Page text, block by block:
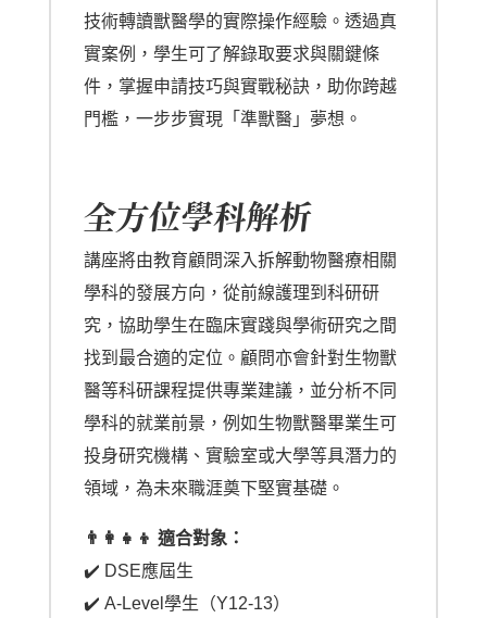
技術轉讀獸醫學的實際操作經驗。透過真
實案例，學生可了解錄取要求與關鍵條
件，掌握申請技巧與實戰秘訣，助你跨越
門檻，一步步實現「準獸醫」夢想。
全方位學科解析
講座將由教育顧問深入拆解動物醫療相關
學科的發展方向，從前線護理到科研研
究，協助學生在臨床實踐與學術研究之間
找到最合適的定位。顧問亦會針對生物獸
醫等科研課程提供專業建議，並分析不同
學科的就業前景，例如生物獸醫畢業生可
投身研究機構、實驗室或大學等具潛力的
領域，為未來職涯奠下堅實基礎。
👨‍👩‍👧‍👦 適合對象：
✔️ DSE應屆生
✔️ A-Level學生（Y12-13）